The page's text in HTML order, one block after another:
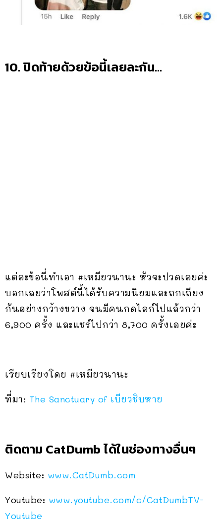
10. ปิดท้ายด้วยข้อนี้เลยละกัน…
แต่ละข้อนี่ทำเอา #เหมียวนานะ หัวจะปวดเลยค่ะ
บอกเลยว่าโพสต์นี้ได้รับความนิยมและถกเถียง
กันอย่างกว้างขวาง จนมีคนกดไลก์ไปแล้วกว่า
6,900 ครั้ง และแชร์ไปกว่า 8,700 ครั้งเลยค่ะ
เรียบเรียงโดย #เหมียวนานะ
ที่มา: The Sanctuary of เบียวชิบหาย
ติดตาม CatDumb ได้ในช่องทางอื่นๆ
Website: www.CatDumb.com
Youtube: www.youtube.com/c/CatDumbTV-
Youtube